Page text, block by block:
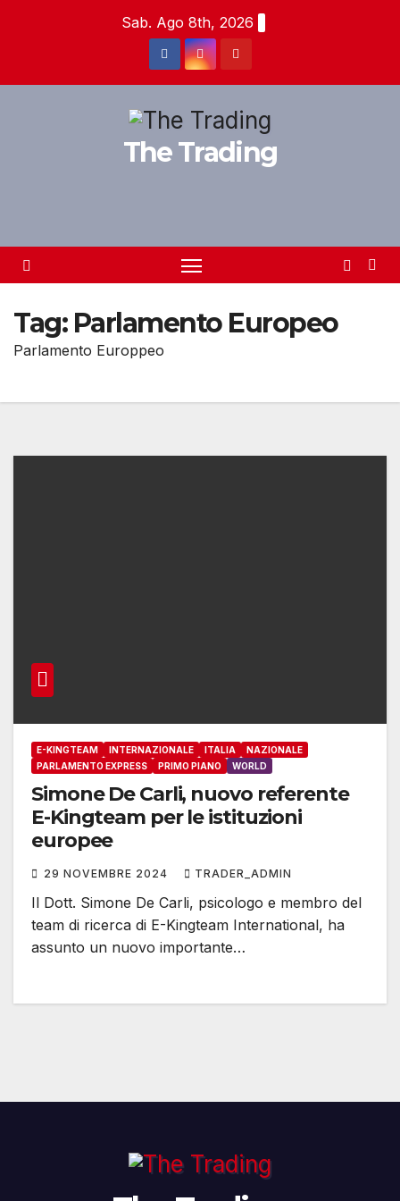
Sab. Ago 8th, 2026
The Trading
Tag: Parlamento Europeo
Parlamento Europpeo
E-KINGTEAM INTERNAZIONALE ITALIA
NAZIONALE
PARLAMENTO EXPRESS
PRIMO PIANO WORLD
Simone De Carli, nuovo referente
E-Kingteam per le istituzioni
europee
29 NOVEMBRE 2024 TRADER_ADMIN
Il Dott. Simone De Carli, psicologo e membro del
team di ricerca di E-Kingteam International, ha
assunto un nuovo importante…